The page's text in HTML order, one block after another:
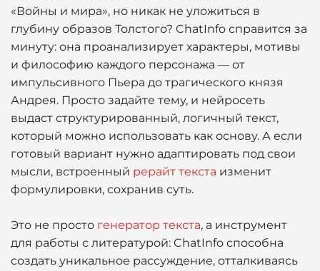
«Войны и мира», но никак не уложиться в
глубину образов Толстого? ChatInfo справится за
минуту: она проанализирует характеры, мотивы
и философию каждого персонажа — от
импульсивного Пьера до трагического князя
Андрея. Просто задайте тему, и нейросеть
выдаст структурированный, логичный текст,
который можно использовать как основу. А если
готовый вариант нужно адаптировать под свои
мысли, встроенный рерайт текста изменит
формулировки, сохранив суть.
Это не просто генератор текста, а инструмент
для работы с литературой: ChatInfo способна
создать уникальное рассуждение, отталкиваясь